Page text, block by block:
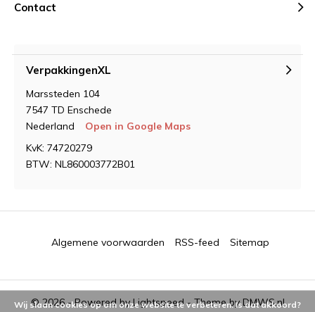
Contact
VerpakkingenXL
Marssteden 104
7547 TD Enschede
Nederland
Open in Google Maps
KvK: 74720279
BTW: NL860003772B01
© 2026 - Powered byLightspeed- Theme byDMWS.nl
Algemene voorwaarden RSS-feed Sitemap
Wij slaan cookies op om onze website te verbeteren. Is dat akkoord?